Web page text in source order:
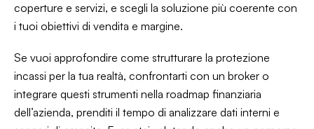
coperture e servizi, e scegli la soluzione più coerente con
i tuoi obiettivi di vendita e margine.
Se vuoi approfondire come strutturare la protezione
incassi per la tua realtà, confrontarti con un broker o
integrare questi strumenti nella roadmap finanziaria
dell’azienda, prenditi il tempo di analizzare dati interni e